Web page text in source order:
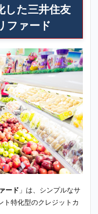
した三井住友
ファード
ード 」は、シンプルなサ
ト特化型のクレジットカ